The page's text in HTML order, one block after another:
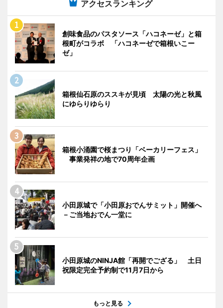
アクセスランキング
創味食品のパスタソース「ハコネーゼ」と箱
根町がコラボ 「ハコネーゼで箱根いこー
ゼ」
箱根仙石原のススキが見頃 太陽の光と秋風
にゆらりゆらり
箱根小涌園で桜まつり「ベーカリーフェス」
事業発祥の地で70周年企画
小田原城で「小田原おでんサミット」開催へ
－ご当地おでん一堂に
小田原城のNINJA館「再開でござる」 土日
祝限定完全予約制で11月7日から
もっと見る